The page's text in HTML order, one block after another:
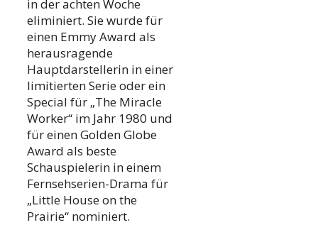
in der achten Woche
eliminiert. Sie wurde für
einen Emmy Award als
herausragende
Hauptdarstellerin in einer
limitierten Serie oder ein
Special für „The Miracle
Worker“ im Jahr 1980 und
für einen Golden Globe
Award als beste
Schauspielerin in einem
Fernsehserien-Drama für
„Little House on the
Prairie“ nominiert.